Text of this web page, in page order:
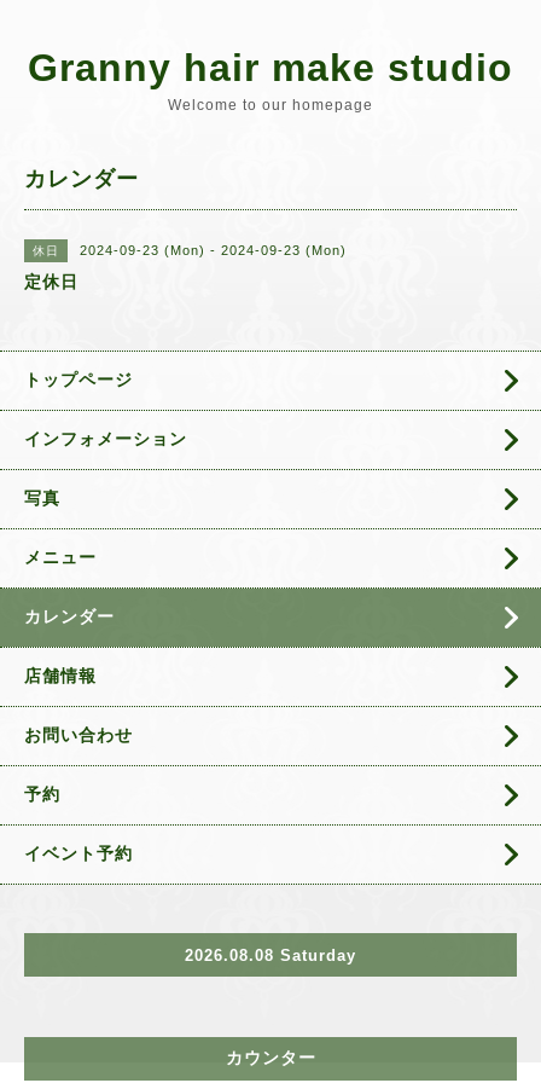
Granny hair make studio
Welcome to our homepage
カレンダー
休日 2024-09-23 (Mon) - 2024-09-23 (Mon)
定休日
トップページ
インフォメーション
写真
メニュー
カレンダー
店舗情報
お問い合わせ
予約
イベント予約
2026.08.08 Saturday
カウンター